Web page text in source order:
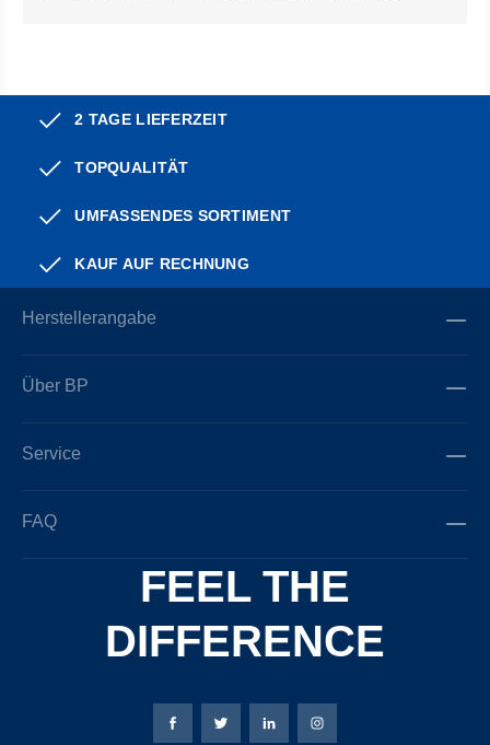
2 TAGE LIEFERZEIT
TOPQUALITÄT
UMFASSENDES SORTIMENT
KAUF AUF RECHNUNG
Herstellerangabe
Über BP
Service
FAQ
FEEL THE
DIFFERENCE
Bierbaum-Proenen Facebook-Seite
Bierbaum-Proenen Twitter Seite
Bierbaum-Proenen LinkedIn
Bierbaum-Proenen